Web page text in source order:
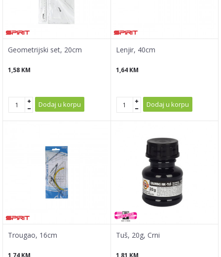
Geometrijski set, 20cm
1,58 KM
Dodaj u korpu
Lenjir, 40cm
1,64 KM
Dodaj u korpu
Trougao, 16cm
1,74 KM
Tuš, 20g, Crni
1,81 KM